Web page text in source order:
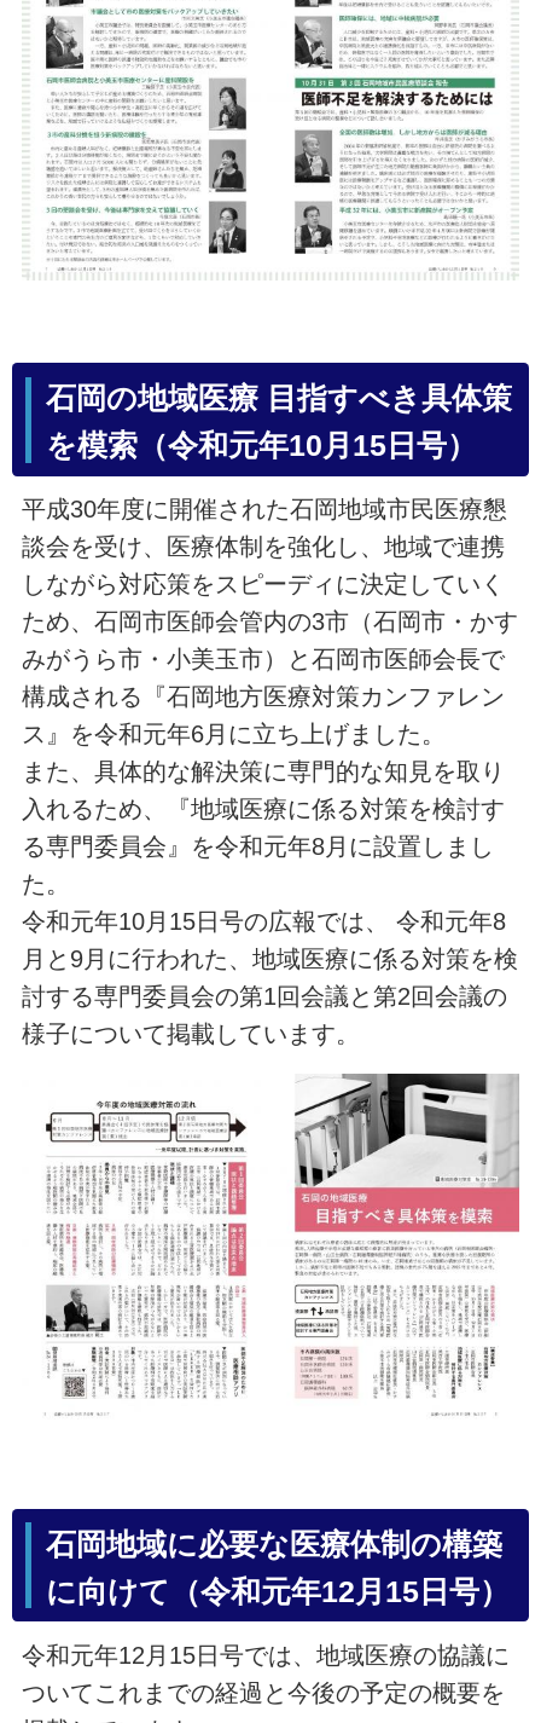
石岡の地域医療 目指すべき具体策
を模索（令和元年10月15日号）
平成30年度に開催された石岡地域市民医療懇
談会を受け、医療体制を強化し、地域で連携
しながら対応策をスピーディに決定していく
ため、石岡市医師会管内の3市（石岡市・かす
みがうら市・小美玉市）と石岡市医師会長で
構成される『石岡地方医療対策カンファレン
ス』を令和元年6月に立ち上げました。
また、具体的な解決策に専門的な知見を取り
入れるため、『地域医療に係る対策を検討す
る専門委員会』を令和元年8月に設置しまし
た。
令和元年10月15日号の広報では、 令和元年8
月と9月に行われた、地域医療に係る対策を検
討する専門委員会の第1回会議と第2回会議の
様子について掲載しています。
石岡地域に必要な医療体制の構築
に向けて（令和元年12月15日号）
令和元年12月15日号では、地域医療の協議に
ついてこれまでの経過と今後の予定の概要を